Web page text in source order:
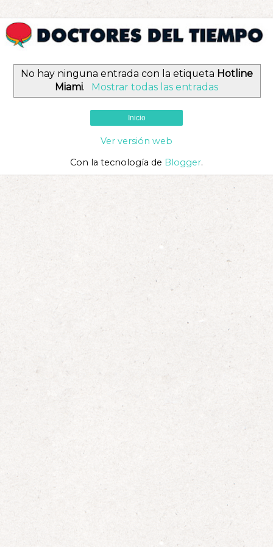
No hay ninguna entrada con la etiqueta Hotline
Miami. Mostrar todas las entradas
Inicio
Ver versión web
Con la tecnología de Blogger.